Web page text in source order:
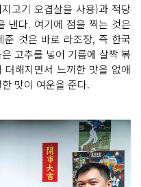
고기 오겹살을 사용)과 적당
낸다. 여기에 점을 찍는 것은
준 것은 바로 라조장, 즉 한국
고추를 넣어 기름에 살짝 볶
해지면서 느끼한 맛을 없애
맛이 여운을 준다.